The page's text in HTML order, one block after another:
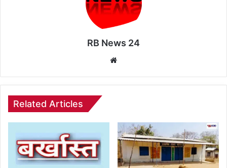
RB News 24
Related Articles